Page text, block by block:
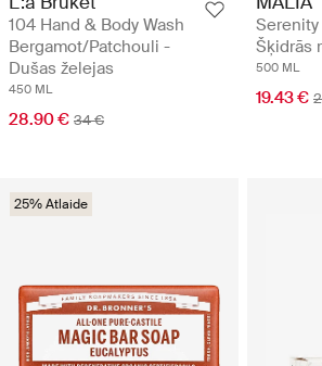
104 Hand & Body Wash
Bergamot/Patchouli -
Dušas želejas
450 ML
28.90 € 34 €
Šķidrās
500 ML
19.43 €
25% Atlaide